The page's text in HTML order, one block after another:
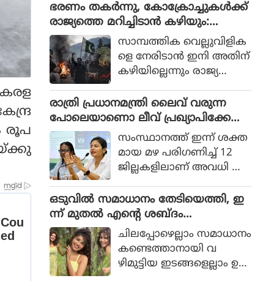
രൂപ
ഭരണം തകര്‍ന്നു, കോക്രോച്ചുകള്‍ക്ക്
രാജ്യത്തെ മറിച്ചിടാന്‍ കഴിയും:
പാകിസ്ഥാന്‍ ആഭ്യന്തര മന്ത്രി
മൊഹ്സിന്‍ നഖ്വി
സാമ്പത്തിക വെല്ലുവിളിക
ളെ നേരിടാന്‍ ഇനി അതിന്
കഴിയില്ലെന്നും രാജ്യത്തെ
മൊഹ്സിന്‍ നഖ്വി
വ്യാഴാഴ്ച പറഞ്ഞു. കര
സേനാ മേധാവി ഫീല്‍ഡ്
മാര്‍ഷല്‍ സയ്യിദ് അസിം
മുനീറിന്റെ അടുത്ത
യാളായി അറിയപ്പെടുന്ന ന
ഖ്വി പാകിസ്ഥാന്റെ
കോക്രോച്ചുകള്‍ ഒ
ന്നിച്ചാല്‍ രാജ്യത്തെ മ
റിച്ചിടാന്‍ കഴിയുമെന്ന് പറ
ഞ്ഞു.
രാത്രി പ്രധാനമന്ത്രി ലൈവ് വരുന്ന
പോലെയാണൊ ലീവ് പ്രഖ്യാപിക്കേണ്ട
ത്, എറണാകുളം ജില്ലാ കളക്ടർ
ക്കെതിരെ വിമർശനം
സംസ്ഥാനത്ത് ഇന്ന് ശക്ത
മായ മഴ പരിഗണിച്ച് 12
ജില്ലകളിലാണ് അവധി പ്ര
ഒടുവില്‍ സമാധാനം തേടിയെത്തി, ഇ
ന്ന് മുതല്‍ എന്റെ ശബ്ദം
തിരെഞ്ഞെടുക്കുന്നു, പോസ്റ്റുമായി
അനുപമ പരമേശ്വരന്‍, ഒരു ബ്രെയ്ക്ക
പ്പ് മണക്കുന്നുവെന്ന് സോഷ്യല്‍
മീഡിയ
ചിലപ്പോഴെല്ലാം സമാധാനം
കണ്ടെത്താനായി വ
ഴിമുട്ടിയ ഇടങ്ങളെല്ലാം ഉ